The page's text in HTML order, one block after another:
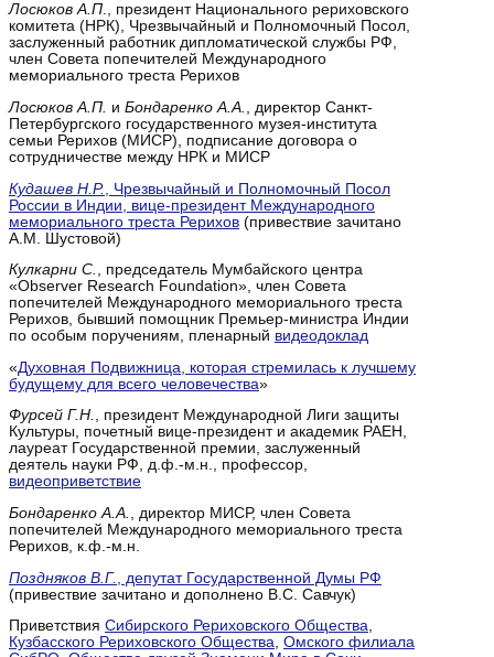
Лосюков А.П., президент Национального рериховского
комитета (НРК), Чрезвычайный и Полномочный Посол,
заслуженный работник дипломатической службы РФ,
член Совета попечителей Международного
мемориального треста Рерихов
Лосюков А.П. и Бондаренко А.А.
, директор Санкт-
Петербургского государственного музея-института
семьи Рерихов (МИСР), подписание договора о
сотрудничестве между НРК и МИСР
Кудашев Н.Р. , Чрезвычайный и Полномочный Посол
России в Индии, вице-президент Международного
мемориального треста Рерихов (привествие зачитано
А.М. Шустовой)
Кулкарни С. , председатель Мумбайского центра
«Observer Research Foundation», член Совета
попечителей Международного мемориального треста
Рерихов, бывший помощник Премьер-министра Индии
по особым поручениям, пленарный видеодоклад
«Духовная Подвижница, которая стремилась к лучшему
будущему для всего человечества»
Фурсей Г.Н. , президент Международной Лиги защиты
Культуры, почетный вице-президент и академик РАЕН,
лауреат Государственной премии, заслуженный
деятель науки РФ, д.ф.-м.н., профессор,
видеоприветствие
Бондаренко А.А.
, директор МИСР, член Совета
попечителей Международного мемориального треста
Рерихов, к.ф.-м.н.
Поздняков В.Г.
, депутат Государственной Думы РФ
(привествие зачитано и дополнено В.С. Савчук)
Приветствия Сибирского Рериховского Общества,
Кузбасского Рериховского Общества, Омского филиала